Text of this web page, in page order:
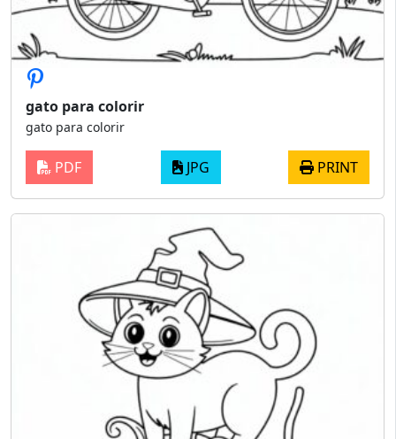
gato para colorir
gato para colorir
PDF JPG PRINT